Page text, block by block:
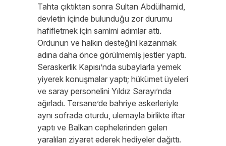
Tahta çıktıktan sonra Sultan Abdülhamid,
devletin içinde bulunduğu zor durumu
hafifletmek için samimi adımlar attı.
Ordunun ve halkın desteğini kazanmak
adına daha önce görülmemiş jestler yaptı.
Seraskerlik Kapısı’nda subaylarla yemek
yiyerek konuşmalar yaptı; hükümet üyeleri
ve saray personelini Yıldız Sarayı’nda
ağırladı. Tersane’de bahriye askerleriyle
aynı sofrada oturdu, ulemayla birlikte iftar
yaptı ve Balkan cephelerinden gelen
yaralıları ziyaret ederek hediyeler dağıttı.